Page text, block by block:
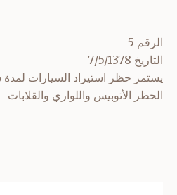
الرقم 5
التاريخ 7/5/1378
يستمر حظر استيراد السيارات
الحظر الأتوبيس واللواري والقلابات